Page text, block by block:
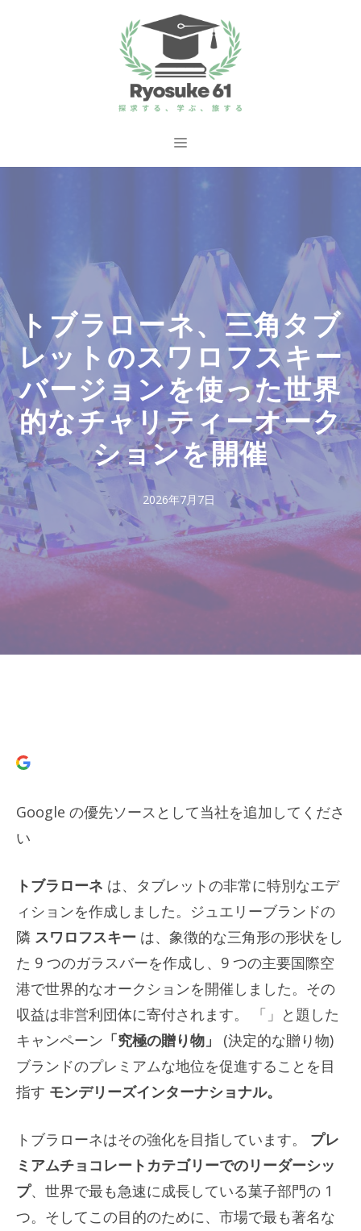
ス
メ
ー
トブラローネ、三角タブ
レットのスワロフスキー
バージョンを使った世界
的なチャリティーオーク
ションを開催
2026年7月7日
Google の優先ソースとして当社を追加してくださ
い
トブラローネ は、タブレットの非常に特別なエデ
ィションを作成しました。ジュエリーブランドの
隣 スワロフスキー は、象徴的な三角形の形状をし
た 9 つのガラスバーを作成し、9 つの主要国際空
港で世界的なオークションを開催しました。その
収益は非営利団体に寄付されます。 「」と題した
キャンペーン 「究極の贈り物」 (決定的な贈り物)
ブランドのプレミアムな地位を促進することを目
指す モンデリーズインターナショナル。
トブラローネはその強化を目指しています。
プレ
ミアムチョコレートカテゴリーでのリーダーシッ
プ、世界で最も急速に成長している菓子部門の 1
つ。そしてこの目的のために、市場で最も著名な